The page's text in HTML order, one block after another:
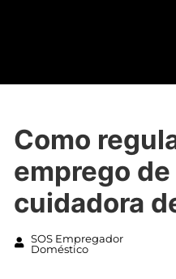
Como
emprego de
cuidadora
SOS Empregador
Doméstico